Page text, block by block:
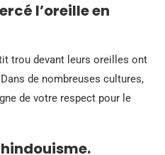
l’oreille en
trou devant leurs oreilles ont
de nombreuses cultures,
de votre respect pour le